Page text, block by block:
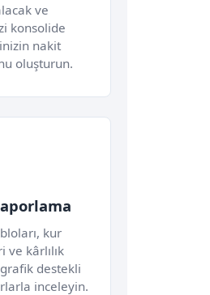
ve
konsolide
nakit
oluşturun.
kur
ve kârlılık
destekli
inceleyin.